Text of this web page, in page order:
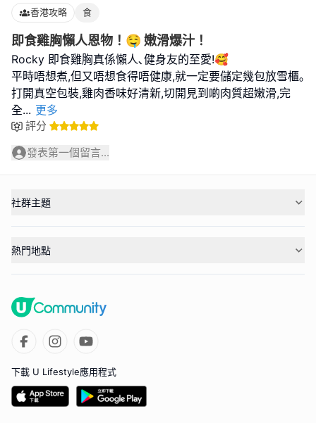
香港攻略 食
即食雞胸懶人恩物！🤤 嫩滑爆汁！
Rocky 即食雞胸真係懶人､健身友的至愛!🥰
平時唔想煮,但又唔想食得唔健康,就一定要儲定幾包放雪櫃｡
打開真空包裝,雞肉香味好清新,切開見到啲肉質超嫩滑,完
全... 更多
評分
發表第一個留言...
社群主題
熱門地點
下載 U Lifestyle應用程式